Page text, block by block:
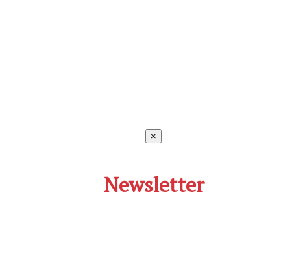
×
Newsletter